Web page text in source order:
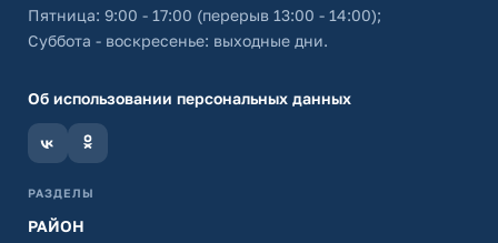
Пятница: 9:00 - 17:00 (перерыв 13:00 - 14:00);
Суббота - воскресенье: выходные дни.
Об использовании персональных данных
РАЗДЕЛЫ
РАЙОН